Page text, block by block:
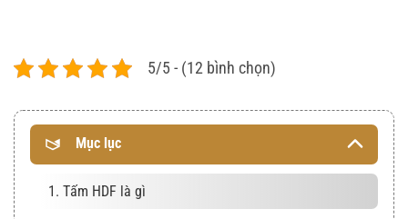
5/5 - (12 bình chọn)
Mục lục
1. Tấm HDF là gì